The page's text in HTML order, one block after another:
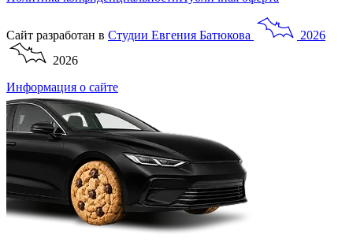
Сайт разработан в Студии Евгения Батюкова
2026
2026
Информация о сайте